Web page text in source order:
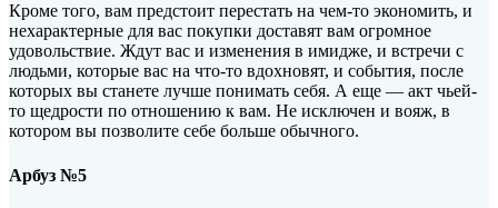
Кроме того, вам предстоит перестать на чем-то экономить, и
нехарактерные для вас покупки доставят вам огромное
удовольствие. Ждут вас и изменения в имидже, и встречи с
людьми, которые вас на что-то вдохновят, и события, после
которых вы станете лучше понимать себя. А еще — акт чьей-
то щедрости по отношению к вам. Не исключен и вояж, в
котором вы позволите себе больше обычного.
Арбуз №5